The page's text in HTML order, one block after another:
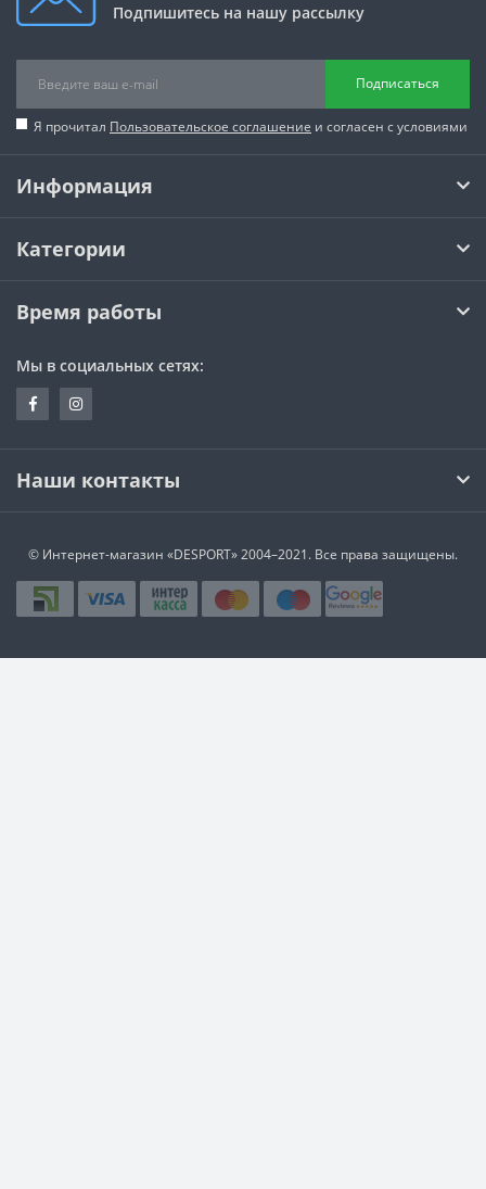
Подпишитесь на нашу рассылку
Подписаться
Я прочитал Пользовательское соглашение и согласен с условиями
Информация
Категории
Время работы
Мы в социальных сетях:
Наши контакты
© Интернет-магазин «DESPORT»2004–2021. Все права защищены.